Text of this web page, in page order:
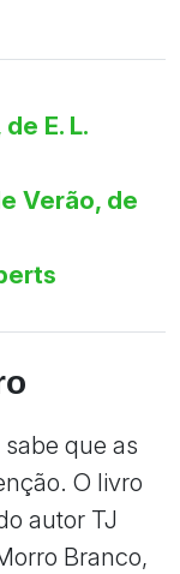
E. L.
Verão, de
sabe que as
O livro
autor TJ
Branco,